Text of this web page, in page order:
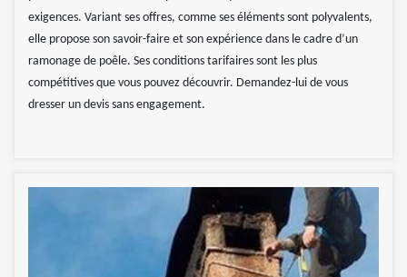
exigences. Variant ses offres, comme ses éléments sont polyvalents,
elle propose son savoir-faire et son expérience dans le cadre d’un
ramonage de poêle. Ses conditions tarifaires sont les plus
compétitives que vous pouvez découvrir. Demandez-lui de vous
dresser un devis sans engagement.